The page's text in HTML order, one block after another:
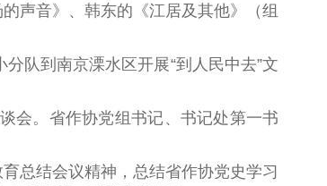
的声音》、 韩东的 《江居及其他》（组
队到南京溧水区开展“到人民中去”文
会。省作协党组书记、书记处第一书
总结会议精神，总结省作协党史学习